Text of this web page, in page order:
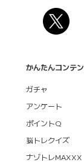
かんたんコンテ
ガチャ
アンケート
ポイントQ
脳トレクイズ
ナゾトレMAXXX